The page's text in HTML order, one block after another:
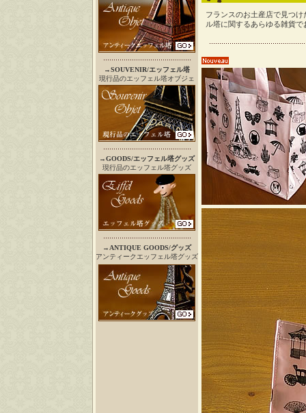
→SOUVENIR/エッフェル塔
現行品のエッフェル塔オブジェ
→GOODS/エッフェル塔グッズ
現行品のエッフェル塔グッズ
→ ANTIQUE GOODS/グッズ
アンティークエッフェル塔グッズ
フランスのお土産店で見つ
ル塔に関するあらゆる雑貨